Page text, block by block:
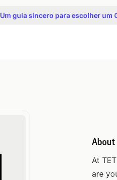
Um guia sincero para escolher um
Participe do próximo tour do
About
At
are